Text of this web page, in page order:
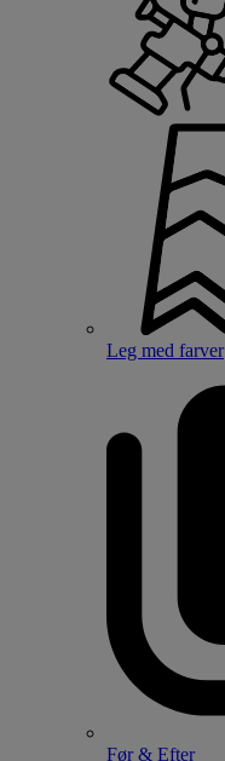
Leg med farver
Før & Efter